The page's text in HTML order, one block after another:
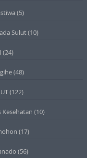
(5)
Sulut(10)
(24)
(48)
(122)
Kesehatan (10)
(17)
(56)